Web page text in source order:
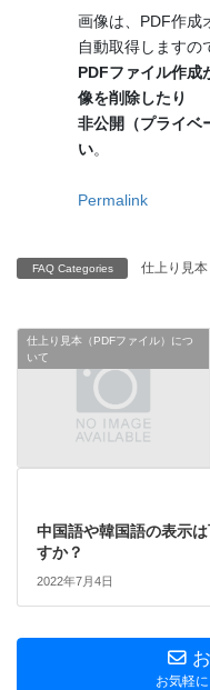
画像は、PDF作成
自動取得しますの
PDFファイル作成
像を削除したり
非公開（プライベ
い。
Permalink
FAQ Categories 仕上り見
仕上り見本（PDFファイル）につ
いて
中国語や韓国語の表示
すか？
2022年7月4日
お気軽